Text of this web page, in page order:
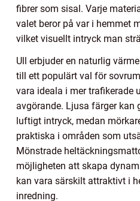
fibrer som sisal. Varje
valet beror på var i hemmet
vilket visuellt intryck man
Ull erbjuder en naturlig
till ett populärt val för
vara ideala i mer trafikerade
avgörande. Ljusa färger kan
luftigt intryck, medan
praktiska i områden som
Mönstrade
möjligheten att skapa
kan vara särskilt attraktivt i
inredning.